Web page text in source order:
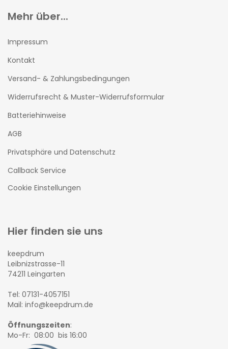
Mehr über...
Impressum
Kontakt
Versand- & Zahlungsbedingungen
Widerrufsrecht & Muster-Widerrufsformular
Batteriehinweise
AGB
Privatsphäre und Datenschutz
Callback Service
Cookie Einstellungen
Hier finden sie uns
keepdrum
Leibnizstrasse-11
74211 Leingarten
Tel: 07131-4057151
Mail: info@keepdrum.de
Öffnungszeiten:
Mo-Fr: 08:00 bis 16:00